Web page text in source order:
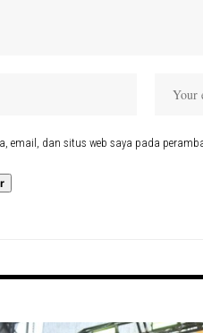
email, dan situs web saya pada